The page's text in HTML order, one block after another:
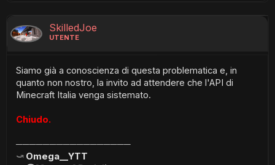
SkilledJoe
UTENTE
Siamo già a conoscienza di questa problematica e, in
quanto non nostro, la invito ad attendere che l'API di
Minecraft Italia venga sistemato.
Chiudo.
─────────────────
⤻ Omega__YTT